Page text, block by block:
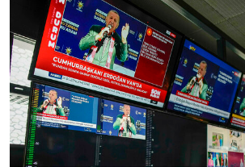
politik
öko
gesellschaft
kultur
sport